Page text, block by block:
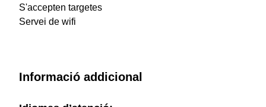
S'accepten targetes
Servei de wifi
Informació addicional